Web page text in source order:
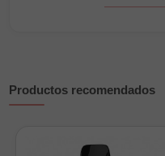
Productos recomendados